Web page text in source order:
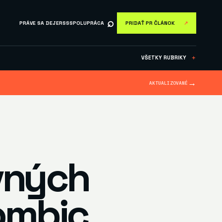
PRÁVE SA DEJERSSSPOLUPRÁCA ⌕ PRIDAŤ PR ČLÁNOK ↗
VŠETKY RUBRIKY ＋
AKTUALIZOVANÉ →